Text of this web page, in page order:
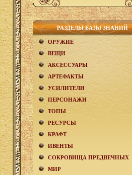
РАЗДЕЛЫ БАЗЫ ЗНАНИЙ
ОРУЖИЕ
ВЕЩИ
АКCЕСCУАРЫ
АРТЕФАКТЫ
УСИЛИТЕЛИ
ПЕРСОНАЖИ
ТОПЫ
РЕСУРСЫ
КРАФТ
ИВЕНТЫ
СОКРОВИЩА ПРЕДВЕЧНЫХ
МИР